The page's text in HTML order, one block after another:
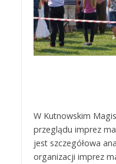
W Kutnowskim
przeglądu imprez
jest szczegółowa
organizacji imprez